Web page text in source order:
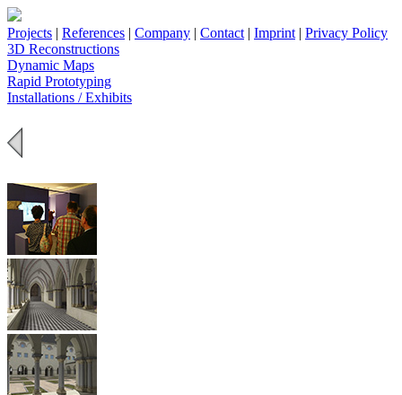
Projects | References | Company | Contact | Imprint | Privacy Policy
3D Reconstructions
Dynamic Maps
Rapid Prototyping
Installations / Exhibits